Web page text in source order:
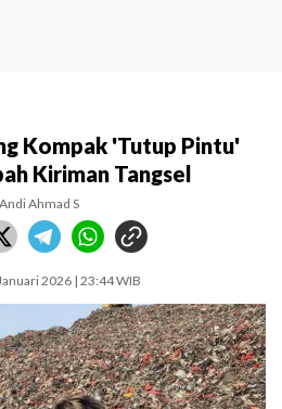
Kompak 'Tutup Pintu'
Kiriman Tangsel
Andi Ahmad S
2026 | 23:44 WIB